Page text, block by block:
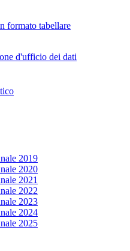
formato tabellare
d'ufficio dei dati
2019
2020
2021
2022
2023
2024
2025